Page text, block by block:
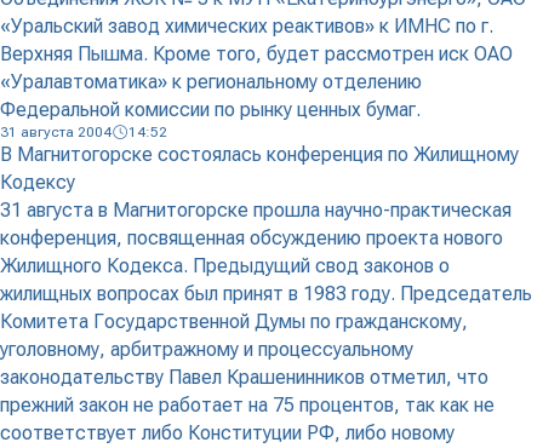
«Уральский завод химических реактивов» к ИМНС по г.
Верхняя Пышма. Кроме того, будет рассмотрен иск ОАО
«Уралавтоматика» к региональному отделению
Федеральной комиссии по рынку ценных бумаг.
31 августа 2004 14:52
В Магнитогорске состоялась конференция по Жилищному
Кодексу
31 августа в Магнитогорске прошла научно-практическая
конференция, посвященная обсуждению проекта нового
Жилищного Кодекса. Предыдущий свод законов о
жилищных вопросах был принят в 1983 году. Председатель
Комитета Государственной Думы по гражданскому,
уголовному, арбитражному и процессуальному
законодательству Павел Крашенинников отметил, что
прежний закон не работает на 75 процентов, так как не
соответствует либо Конституции РФ, либо новому